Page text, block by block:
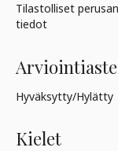
Tilastolliset
tiedot
Hyväksytty/Hylätty
Kielet